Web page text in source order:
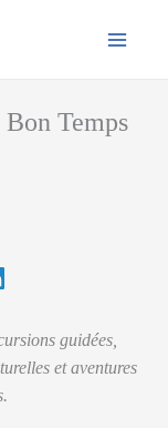
Temps
guidées,
et aventures